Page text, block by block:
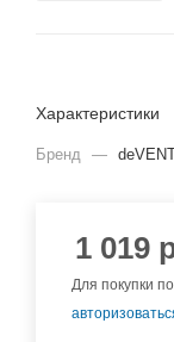
Характеристики
Бренд —
1 019
Для покупки